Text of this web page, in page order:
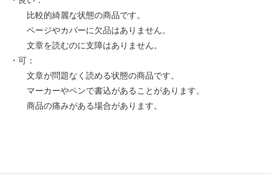
比較的綺麗な状態の商品です。
ページやカバーに欠品はありません。
文章を読むのに支障はありません。
・可：
文章が問題なく読める状態の商品です。
マーカーやペンで書込があることがあります。
商品の痛みがある場合があります。